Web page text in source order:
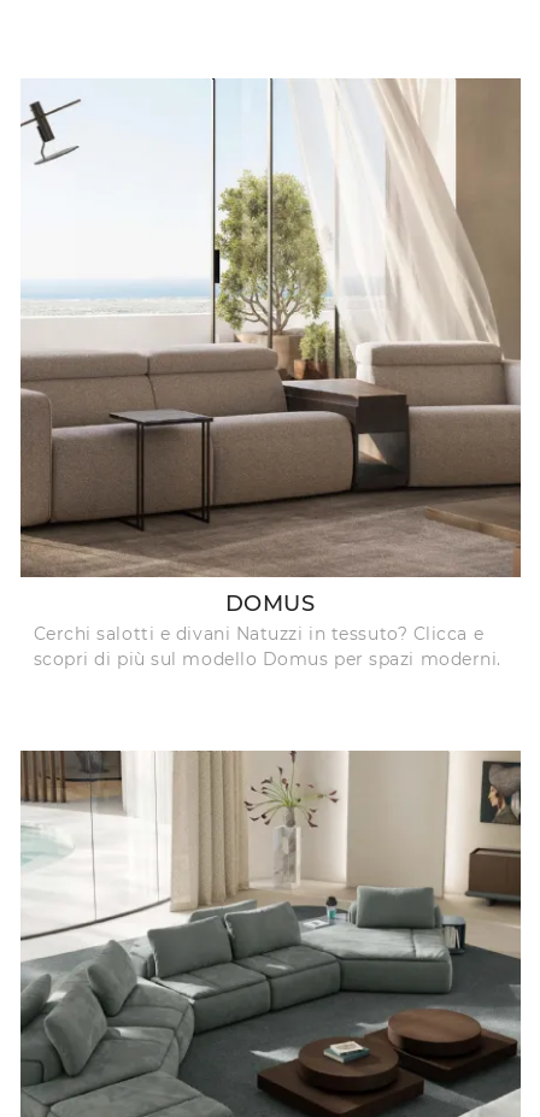
DOMUS
Cerchi salotti e divani Natuzzi in tessuto? Clicca e
scopri di più sul modello Domus per spazi moderni.